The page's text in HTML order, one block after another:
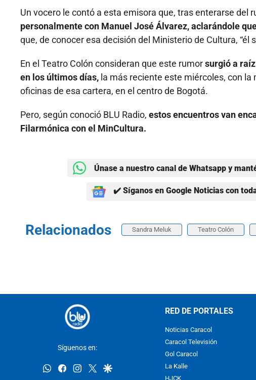
Un vocero le contó a esta emisora que, tras enterarse del
personalmente con Manuel José Álvarez, aclarándole
que, de conocer esa decisión del Ministerio de Cultura, “él
En el Teatro Colón consideran que este rumorsurgió a
en los últimos días, la más reciente este miércoles, con
oficinas de esa cartera, en el centro de Bogotá.
Pero, según conoció BLU Radio, estos encuentros van
Filarmónica con el MinCultura.
Únase a nuestro canal de Whatsapp y
✔️ Síganos en Google Noticias con
Relacionados Sandra Meluk Teatro Colón
Síguenos en:
whatsappfacebookinstagram
twittergoogle
RED DE PORTALES
Noticias Caracol
Caracol Televisión
Gol Caracol
La Kalle
HJCK